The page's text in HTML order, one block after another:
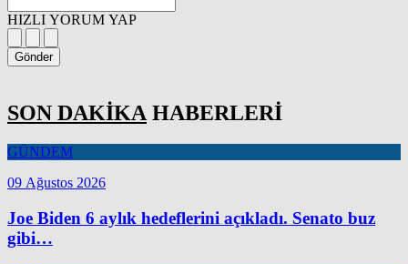
HIZLI YORUM YAP
Gönder
SON DAKİKAHABERLERİ
GÜNDEM
09 Ağustos 2026
Joe Biden 6 aylık hedeflerini açıkladı. Senato buz
gibi…